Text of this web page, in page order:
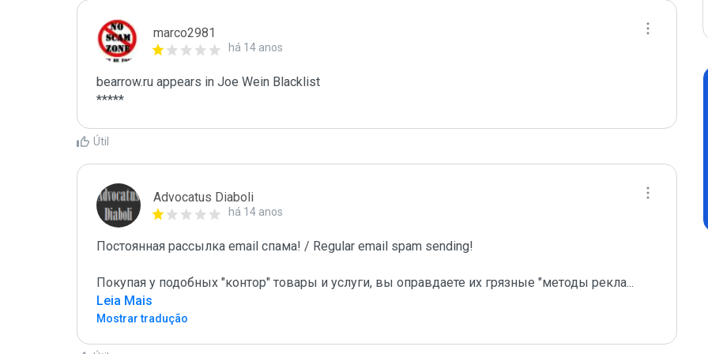
marco2981
há 14 anos
bearrow.ru appears in Joe Wein Blacklist
*****
Útil
Advocatus Diaboli
há 14 anos
Постоянная рассылка email спама! / Regular email spam sending!
Покупая у подобных "контор" товары и услуги, вы оправдаете их грязные "методы рекла...
Leia Mais
Mostrar tradução